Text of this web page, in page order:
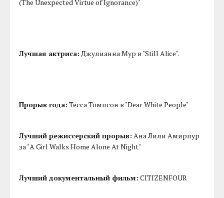
(The Unexpected Virtue of Ignorance)"
Лучшая актриса:Джулианна Мур в "Still Alice".
Прорыв года: Тесса Томпсон в "Dear White People"
Лучший режиссерский прорыв: Ана Лили Амирпур
за "A Girl Walks Home Alone At Night"
Лучший документальный фильм: CITIZENFOUR